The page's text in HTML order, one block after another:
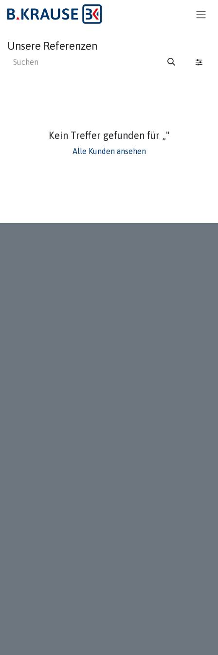
Unsere Referenzen
Kein Treffer gefunden für „"
Alle Kunden ansehen